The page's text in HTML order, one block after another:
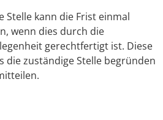
Stelle kann die Frist einmal
wenn dies durch die
gerechtfertigt ist. Diese
die zuständige Stelle begründen